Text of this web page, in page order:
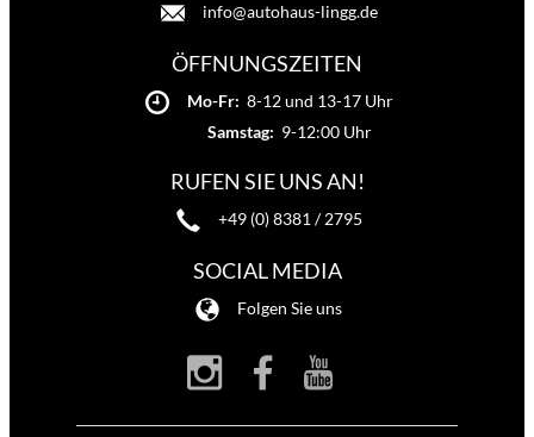
info@autohaus-lingg.de
ÖFFNUNGSZEITEN
Mo-Fr: 8-12 und 13-17 Uhr
Samstag: 9-12:00 Uhr
RUFEN SIE UNS AN!
+49 (0) 8381 / 2795
SOCIAL MEDIA
Folgen Sie uns